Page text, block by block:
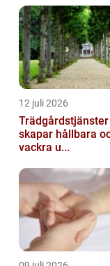
12 juli 2026
skapar hållbara
vackra u...